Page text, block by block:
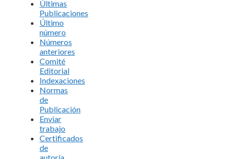
Últimas
Publicaciones
Último
número
Números
anteriores
Comité
Editorial
Indexaciones
Normas
de
Publicación
Enviar
trabajo
Certificados
de
autoría